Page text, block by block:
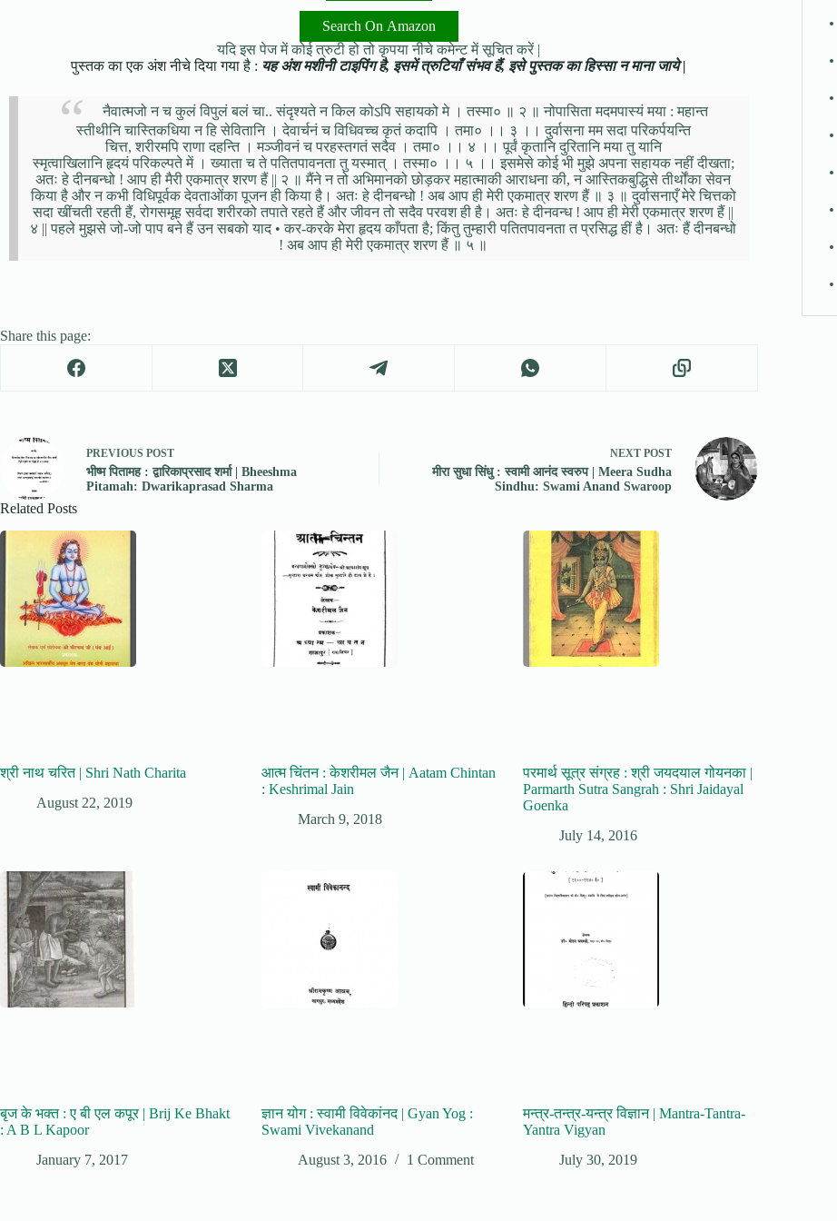
Search On Amazon
यदि इस पेज में कोई त्रुटी हो तो कृपया नीचे कमेन्ट में सूचित करें |
पुस्तक का एक अंश नीचे दिया गया है : यह अंश मशीनी टाइपिंग है, इसमें त्रुटियाँ संभव हैं, इसे पुस्तक का हिस्सा न माना जाये |
नैवात्मजो न च कुलं विपुलं बलं चा.. संदृश्यते न किल कोऽपि सहायको मे । तस्मा० ॥ २ ॥ नोपासिता मदमपास्यं मया : महान्त
स्तीथीनि चास्तिकधिया न हि सेवितानि । देवार्चनं च विधिवच्च कृतं कदापि । तमा० ।। ३ ।। दुर्वासना मम सदा परिकर्पयन्ति
चित्त, शरीरमपि राणा दहन्ति । मञ्जीवनं च परहस्तगतं सदैव । तमा० ।। ४ ।। पूर्वं कृतानि दुरितानि मया तु यानि
स्मृत्वाखिलानि हृदयं परिकल्पते में । ख्याता च ते पतितपावनता तु यस्मात् । तस्मा० ।। ५ ।। इसमेसे कोई भी मुझे अपना सहायक नहीं दीखता;
अतः हे दीनबन्धो ! आप ही मैरी एकमात्र शरण हैं || २ ॥ मैंने न तो अभिमानको छोड़कर महात्माकी आराधना की, न आस्तिकबुद्धिसे तीर्थोंका सेवन
किया है और न कभी विधिपूर्वक देवताओंका पूजन ही किया है। अतः हे दीनबन्धो ! अब आप ही मेरी एकमात्र शरण हैं ॥ ३ ॥ दुर्वासनाएँ मेरे चित्तको
सदा खींचती रहती हैं, रोगसमूह सर्वदा शरीरको तपाते रहते हैं और जीवन तो सदैव परवश ही है। अतः हे दीनवन्ध ! आप ही मेरी एकमात्र शरण हैं ||
४ || पहले मुझसे जो-जो पाप बने हैं उन सबको याद • कर-करके मेरा हृदय काँपता है; किंतु तुम्हारी पतितपावनता त प्रसिद्ध हीं है। अतः हैं दीनबन्धो
! अब आप ही मेरी एकमात्र शरण हैं ॥ ५ ॥
Share this page:
PREVIOUS POST
भीष्म पितामह : द्वारिकाप्रसाद शर्मा | Bheeshma
Pitamah: Dwarikaprasad Sharma
NEXT POST
मीरा सुधा सिंधु : स्वामी आनंद स्वरुप | Meera Sudha
Sindhu: Swami Anand Swaroop
Related Posts
श्री नाथ चरित | Shri Nath Charita
August 22, 2019
आत्म चिंतन : केशरीमल जैन | Aatam Chintan
: Keshrimal Jain
March 9, 2018
परमार्थ सूत्र संग्रह : श्री जयदयाल गोयनका |
Parmarth Sutra Sangrah : Shri Jaidayal
Goenka
July 14, 2016
बृज के भक्त : ए बी एल कपूर | Brij Ke Bhakt
: A B L Kapoor
January 7, 2017
ज्ञान योग : स्वामी विवेकांनद | Gyan Yog :
Swami Vivekanand
August 3, 2016
1 Comment
मन्त्र-तन्त्र-यन्त्र विज्ञान | Mantra-Tantra-
Yantra Vigyan
July 30, 2019